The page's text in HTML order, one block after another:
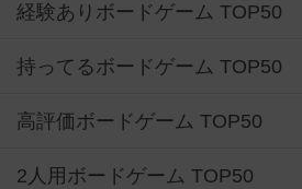
経験ありボードゲーム TOP50
持ってるボードゲーム TOP50
高評価ボードゲーム TOP50
2人用ボードゲーム TOP50